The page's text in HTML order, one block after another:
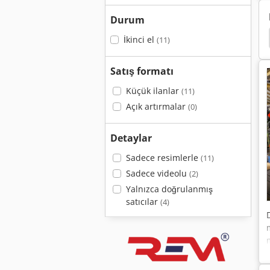
Durum
İkinci el (11)
Satış formatı
Küçük ilanlar (11)
Açık artırmalar (0)
Detaylar
Sadece resimlerle (11)
Sadece videolu (2)
Yalnızca doğrulanmış
satıcılar (4)
Deckel Lkd